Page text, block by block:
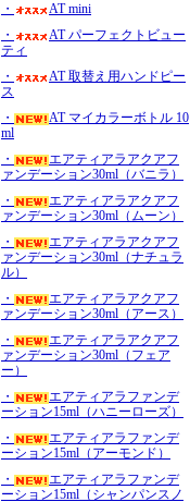
・
AT mini
・
AT パーフェクトビュー
ティ
・
AT 取替え用ハンドピー
ス
・
AT マイカラーボトル 10
ml
・
エアティアラアクアフ
ァンデーション30ml（バニラ）
・
エアティアラアクアフ
ァンデーション30ml（ムーン）
・
エアティアラアクアフ
ァンデーション30ml（ナチュラ
ル）
・
エアティアラアクアフ
ァンデーション30ml（アース）
・
エアティアラアクアフ
ァンデーション30ml（フェア
ー）
・
エアティアラファンデ
ーション15ml（ハニーローズ）
・
エアティアラファンデ
ーション15ml（アーモンド）
・
エアティアラファンデ
ーション15ml（シャンパンスノ